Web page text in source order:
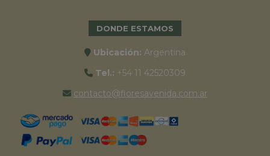
DONDE ESTAMOS
Ubicación: Argentina
Tel.: +54 11 42520309
contacto@floresavenida.com.ar